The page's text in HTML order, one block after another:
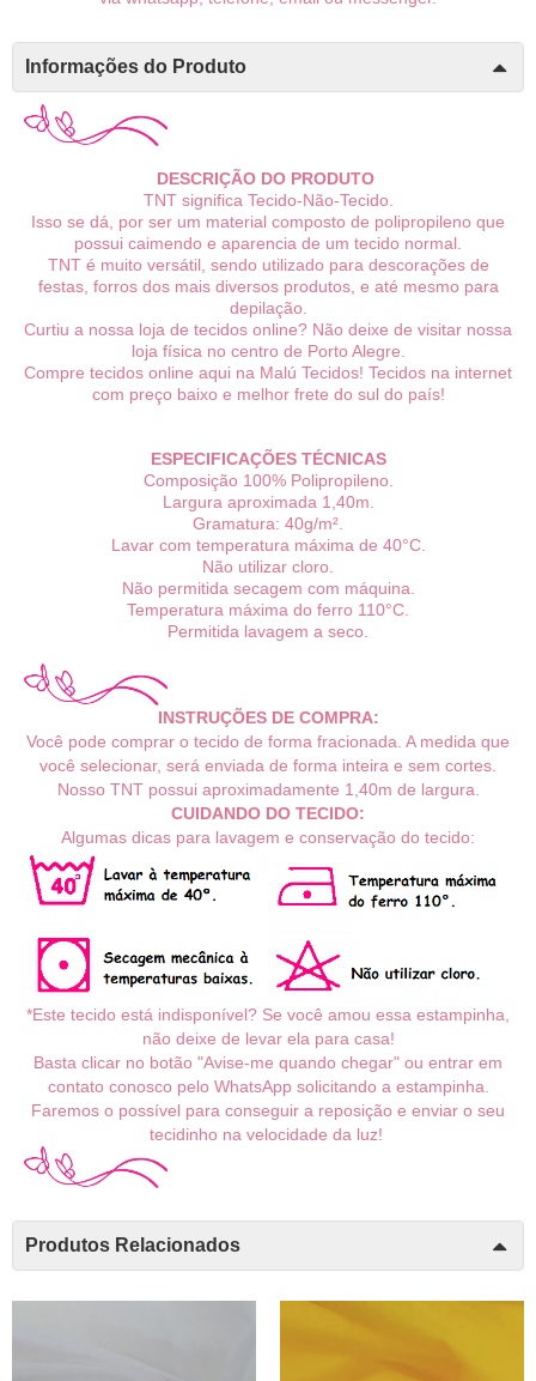
Informações do Produto
DESCRIÇÃO DO PRODUTO
TNT significa Tecido-Não-Tecido.
Isso se dá, por ser um material composto de polipropileno que
possui caimendo e aparencia de um tecido normal.
TNT é muito versátil, sendo utilizado para descorações de
festas, forros dos mais diversos produtos, e até mesmo para
depilação.
Curtiu a nossa loja de tecidos online? Não deixe de visitar nossa
loja física no centro de Porto Alegre.
Compre tecidos online aqui na Malú Tecidos! Tecidos na internet
com preço baixo e melhor frete do sul do país!
ESPECIFICAÇÕES TÉCNICAS
Composição 100%Polipropileno.
Largura aproximada 1,40m.
Gramatura: 40g/m².
Lavar com temperatura máxima de 40°C.
Não utilizar cloro.
Não permitida secagem com máquina.
Temperatura máxima do ferro 110°C.
Permitida lavagem a seco.
INSTRUÇÕES DE COMPRA:
Você pode comprar o tecido de forma fracionada. A medida que
você selecionar, será enviada de forma inteira e sem cortes.
Nosso TNT possui aproximadamente 1,40m de largura.
CUIDANDO DO TECIDO:
Algumas dicas para lavagem e conservação do tecido:
*Este tecido está indisponível? Se você amou essa estampinha,
não deixe de levar ela para casa!
Basta clicar no botão "Avise-me quando chegar" ou entrar em
contato conosco pelo WhatsApp solicitando a estampinha.
Faremos o possível para conseguir a reposição e enviar o seu
tecidinho na velocidade da luz!
Produtos Relacionados